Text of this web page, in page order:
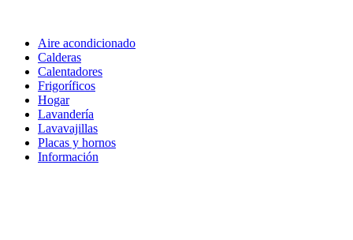
Aire acondicionado
Calderas
Calentadores
Frigoríficos
Hogar
Lavandería
Lavavajillas
Placas y hornos
Información